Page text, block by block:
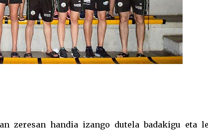
zeresan handia izango dutela badakigu eta